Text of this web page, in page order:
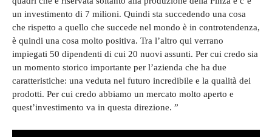
un investimento di 7 milioni. Quindi sta succedendo una cosa
che rispetto a quello che succede nel mondo è in controtendenza,
è quindi una cosa molto positiva. Tra l’altro qui verrano
impiegati 50 dipendenti di cui 20 nuovi assunti. Per cui credo sia
un momento storico importante per l’azienda che ha due
caratteristiche: una veduta nel futuro incredibile e la qualità dei
prodotti. Per cui credo abbiamo un mercato molto aperto e
quest’investimento va in questa direzione. ”